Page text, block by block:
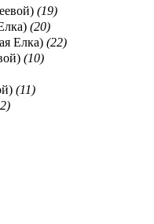
(19)
(20)
Елка) (22)
(10)
(11)
)